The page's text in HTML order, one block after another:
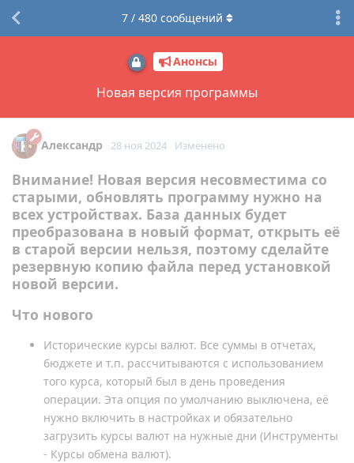
Анонсы
Новая версия программы
7/ 480сообщений
Александр 28 ноя 2024 Изменено
Внимание! Новая версия несовместима со
старыми, обновлять программу нужно на
всех устройствах. База данных будет
преобразована в новый формат, открыть её
в старой версии нельзя, поэтому сделайте
резервную копию файла перед установкой
новой версии.
Что нового
Исторические курсы валют. Все суммы в отчетах,
бюджете и т.п. рассчитываются с использованием
того курса, который был в день проведения
операции. Эта опция по умолчанию выключена, её
нужно включить в настройках и обязательно
загрузить курсы валют на нужные дни (Инструменты
- Курсы обмена валют).